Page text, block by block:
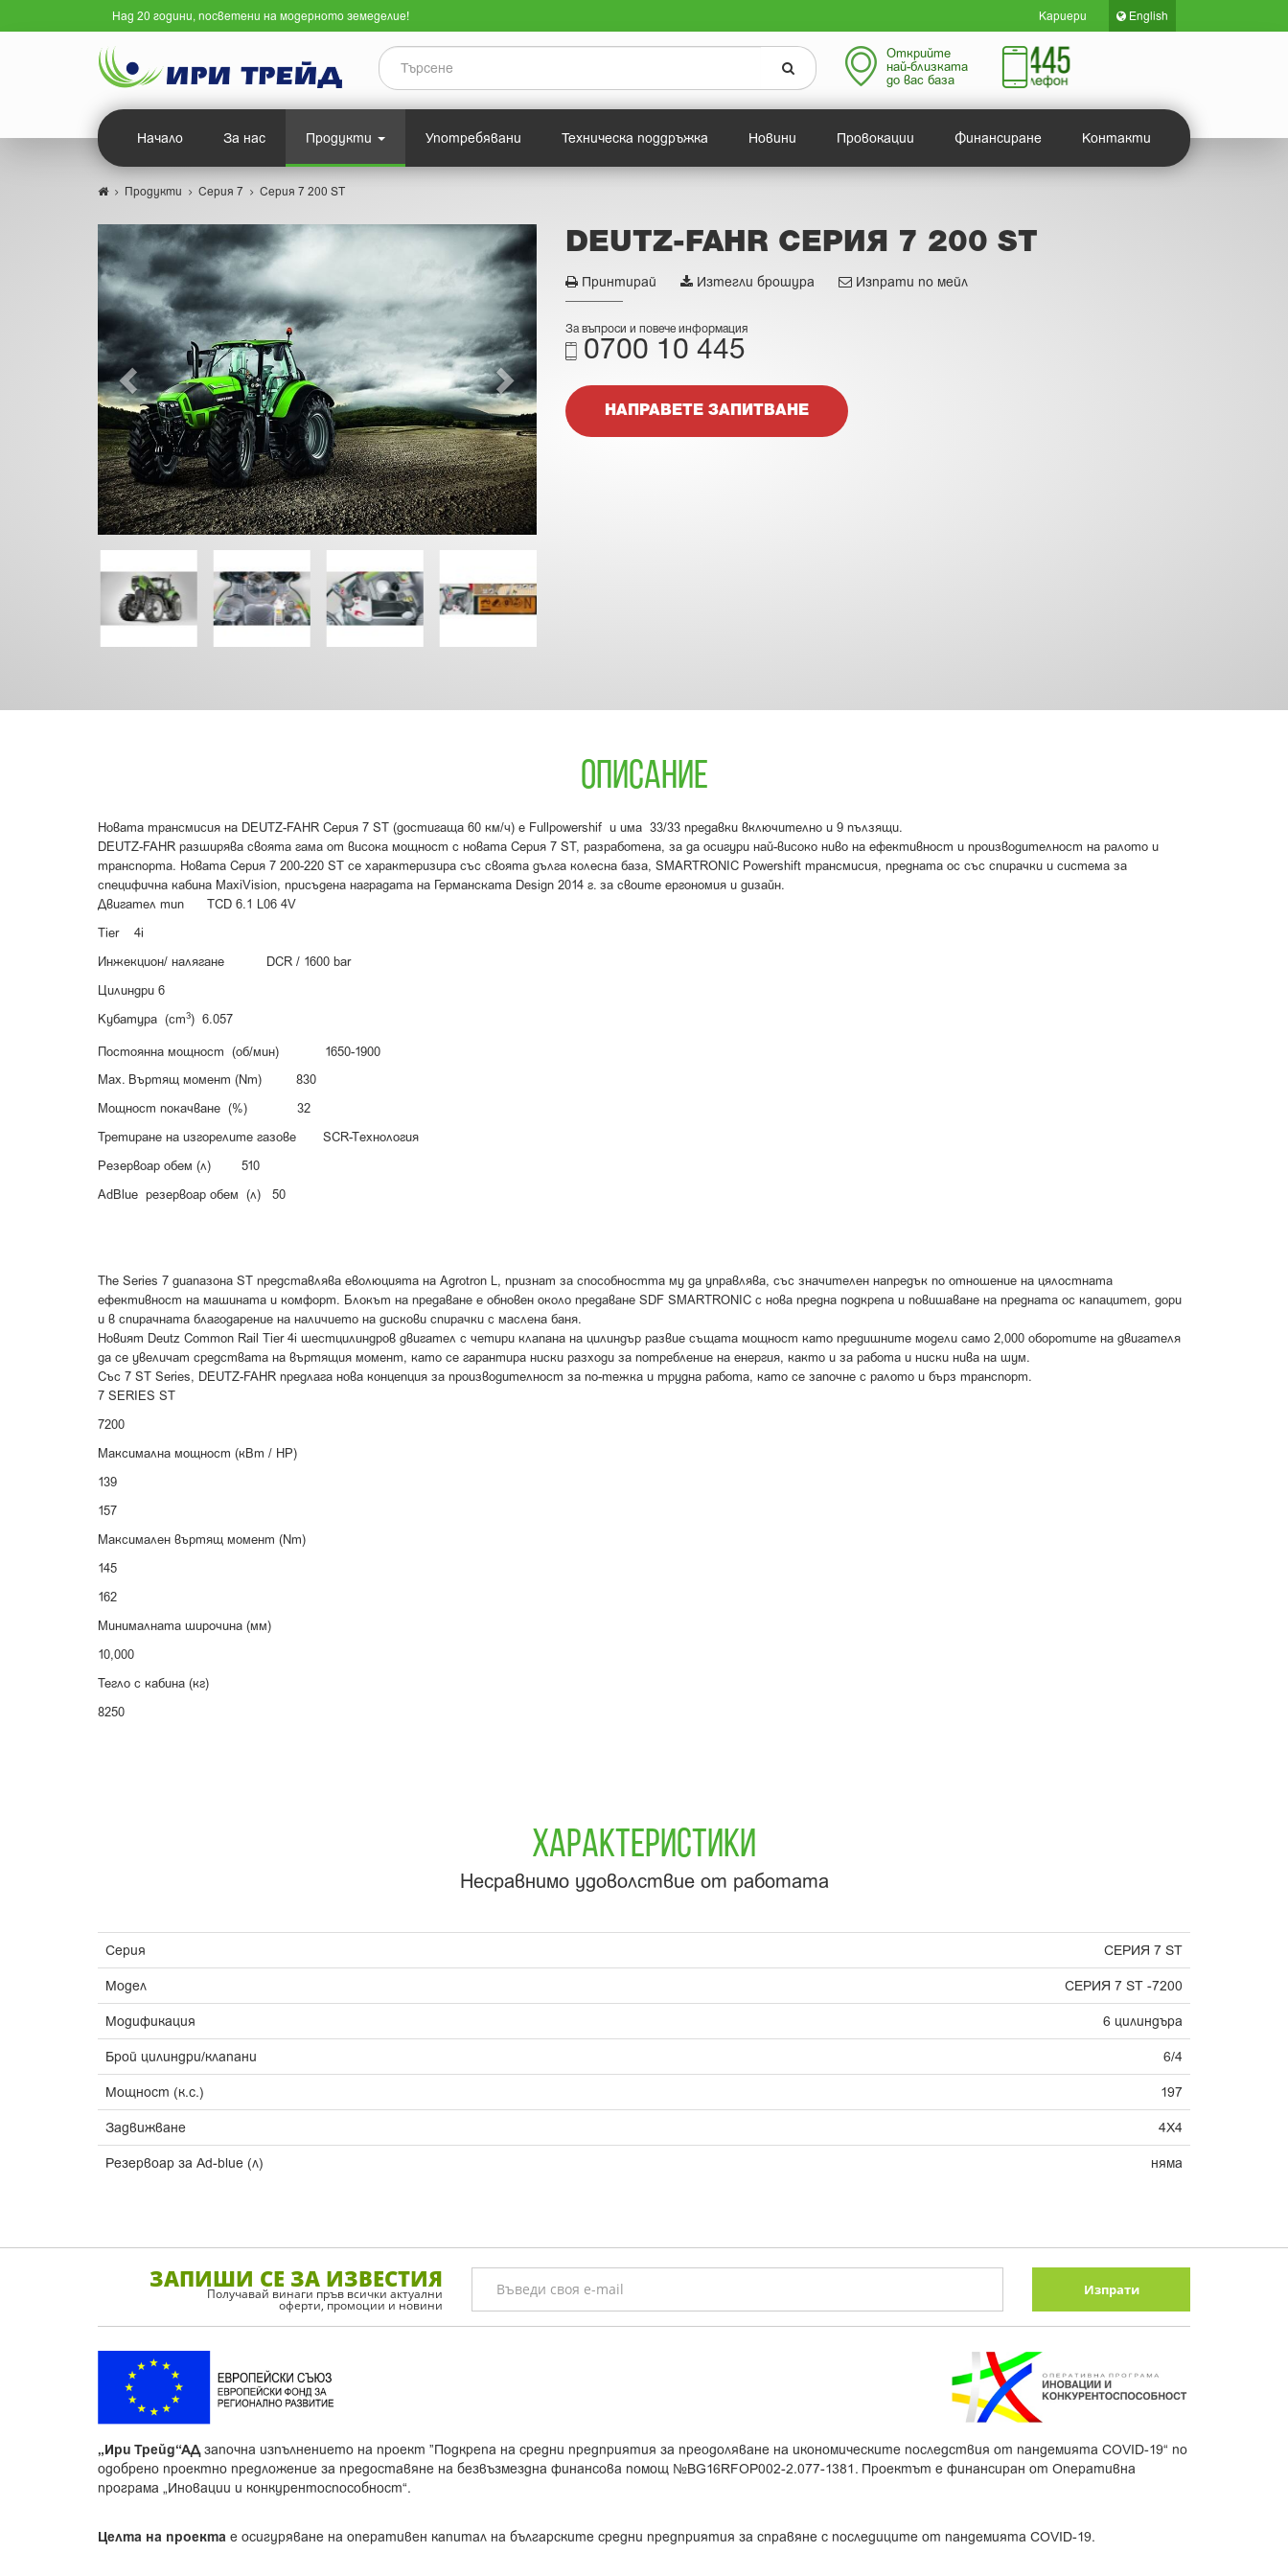
Над 20 години, посветени на модерното земеделие! Кариери English
Открийте
най-близката
до вас база
Начало За нас Продукти Употребявани Техническа поддръжка Новини Провокации Финансиране Контакти
Продукти Серия 7 Серия 7 200 ST
DEUTZ-FAHR СЕРИЯ 7 200 ST
Принтирай Изтегли брошура Изпрати по мейл
За въпроси и повече информация
0700 10 445
НАПРАВЕТЕ ЗАПИТВАНЕ
ОПИСАНИЕ
Новата трансмисия на DEUTZ-FAHR Серия 7 ST (достигаща 60 км/ч) е Fullpowershif и има 33/33 предавки включително и 9 пълзящи.
DEUTZ-FAHR разширява своята гама от висока мощност с новата Серия 7 ST, разработена, за да осигури най-високо ниво на ефективност и производителност на ралото и
транспорта. Новата Серия 7 200-220 ST се характеризира със своята дълга колесна база, SMARTRONIC Powershift трансмисия, предната ос със спирачки и система за
специфична кабина MaxiVision, присъдена наградата на Германската Design 2014 г. за своите ергономия и дизайн.
Двигател тип TCD 6.1 L06 4V
Tier 4i
Инжекцион/ налягане DCR / 1600 bar
Цилиндри 6
Кубатура (cm3) 6.057
Постоянна мощност (об/мин) 1650-1900
Max. Въртящ момент (Nm) 830
Мощност покачване (%) 32
Третиране на изгорелите газове SCR-Tехнология
Резервоар обем (л) 510
AdBlue резервоар обем (л) 50
The Series 7 диапазона ST представлява еволюцията на Agrotron L, признат за способността му да управлява, със значителен напредък по отношение на цялостната
ефективност на машината и комфорт. Блокът на предаване е обновен около предаване SDF SMARTRONIC с нова предна подкрепа и повишаване на предната ос капацитет, дори
и в спирачната благодарение на наличието на дискови спирачки с маслена баня.
Новият Deutz Common Rail Tier 4i шестцилиндров двигател с четири клапана на цилиндър развие същата мощност като предишните модели само 2,000 оборотите на двигателя
да се увеличат средствата на въртящия момент, като се гарантира ниски разходи за потребление на енергия, както и за работа и ниски нива на шум.
Със 7 ST Series, DEUTZ-FAHR предлага нова концепция за производителност за по-тежка и трудна работа, като се започне с ралото и бърз транспорт.
7 SERIES ST
7200
Максимална мощност (кВт / HP)
139
157
Максимален въртящ момент (Nm)
145
162
Минималната широчина (мм)
10,000
Тегло с кабина (кг)
8250
ХАРАКТЕРИСТИКИ
Несравнимо удоволствие от работата
Серия СЕРИЯ 7 ST
Модел СЕРИЯ 7 ST -7200
Модификация 6 цилиндъра
Брой цилиндри/клапани 6/4
Мощност (к.с.) 197
Задвижване 4X4
Резервоар за Ad-blue (л) няма
ЗАПИШИ СЕ ЗА ИЗВЕСТИЯ
Получавай винаги пръв всички актуални
оферти, промоции и новини
Изпрати
„Ири Трейд“АДзапочна изпълнението на проект ”Подкрепа на средни предприятия за преодоляване на икономическите последствия от пандемията COVID-19“ по
одобрено проектно предложение за предоставяне на безвъзмездна финансова помощ №BG16RFOP002-2.077-1381. Проектът е финансиран от Оперативна
програма „Иновации и конкурентоспособност“.
Целта на проекта е осигуряване на оперативен капитал на българските средни предприятия за справяне с последиците от пандемията COVID-19.